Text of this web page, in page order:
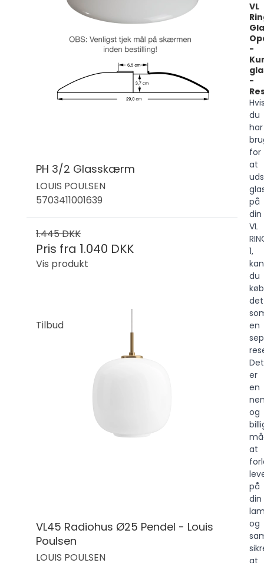
PH 3/2 Glasskærm
LOUIS POULSEN
5703411001639
1.445 DKK
Pris fra 1.040 DKK
Vis produkt
Tilbud
VL45 Radiohus Ø25 Pendel - Louis
Poulsen
LOUIS POULSEN
VL
-
-
du
har
for
at
på
din
VL
1,
kan
du
en
Det
er
en
og
at
på
din
og